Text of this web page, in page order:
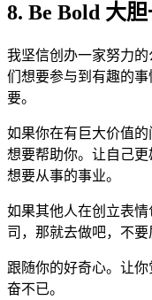
8. Be Bold 大
我坚信创办一家努力
们想要参与到有趣的
要。
如果你在有巨大价值
想要帮助你。让自己
想要从事的事业。
如果其他人在创立表
司，那就去做吧，不要
跟随你的好奇心。让
奋不已。